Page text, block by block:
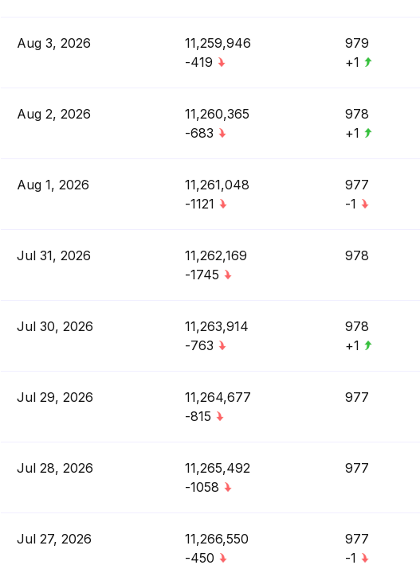
Aug 3, 2026
11,259,946
-419
979
+1
Aug 2, 2026
11,260,365
-683
978
+1
Aug 1, 2026
11,261,048
-1121
977
-1
Jul 31, 2026
11,262,169
-1745
978
Jul 30, 2026
11,263,914
-763
978
+1
Jul 29, 2026
11,264,677
-815
977
Jul 28, 2026
11,265,492
-1058
977
Jul 27, 2026
11,266,550
-450
977
-1